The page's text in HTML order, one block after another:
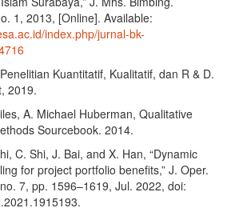
1, 2013, [Online]. Available:
index.php/jurnal-bk-
Kuantitatif, Kualitatif, dan R & D.
2019.
A. Michael Huberman, Qualitative
Sourcebook. 2014.
C. Shi, J. Bai, and X. Han, “Dynamic
for project portfolio benefits,” J. Oper.
7, pp. 1596–1619, Jul. 2022, doi: